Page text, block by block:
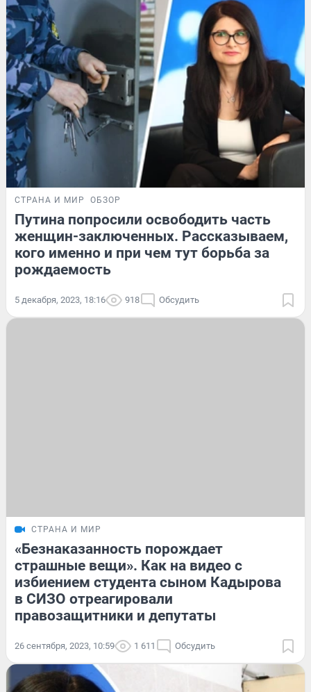
СТРАНА И МИР ОБЗОР
Путина попросили освободить часть
женщин-заключенных. Рассказываем,
кого именно и при чем тут борьба за
рождаемость
5 декабря, 2023, 18:16 918 Обсудить
СТРАНА И МИР
«Безнаказанность порождает
страшные вещи». Как на видео с
избиением студента сыном Кадырова
в СИЗО отреагировали
правозащитники и депутаты
26 сентября, 2023, 10:59 1 611 Обсудить